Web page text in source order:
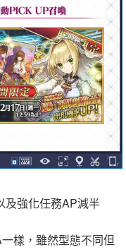
及強化任務AP減半
樣，雖然型態不同但